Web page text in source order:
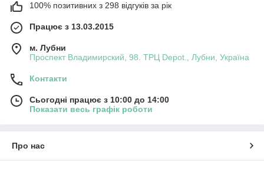
100% позитивних з 298 відгуків за рік
Працює з 13.03.2015
м. Лубни
Проспект Владимирский, 98. ТРЦ Depot., Лубни, Україна
Контакти
Сьогодні працює з 10:00 до 14:00
Показати весь графік роботи
Про нас